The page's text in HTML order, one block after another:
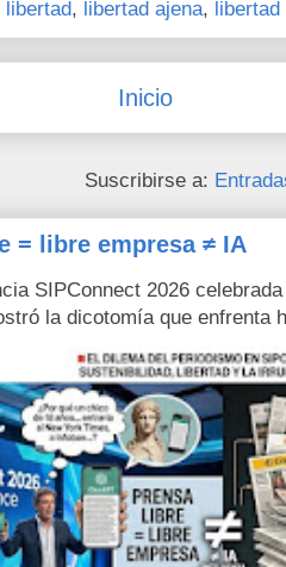
libertad, libertad ajena, libertad
Inicio
Suscribirse a:
= libre empresa ≠ IA
SIPConnect 2026
la dicotomía que enfrenta